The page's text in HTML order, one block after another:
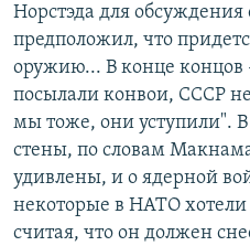
Норстэда для обсуждения
предположил, что
оружию... В конце
посылали конвои, СССР
мы тоже, они уступили".
стены, по словам
удивлены, и о ядерной
некоторые в НАТО
считая, что он должен